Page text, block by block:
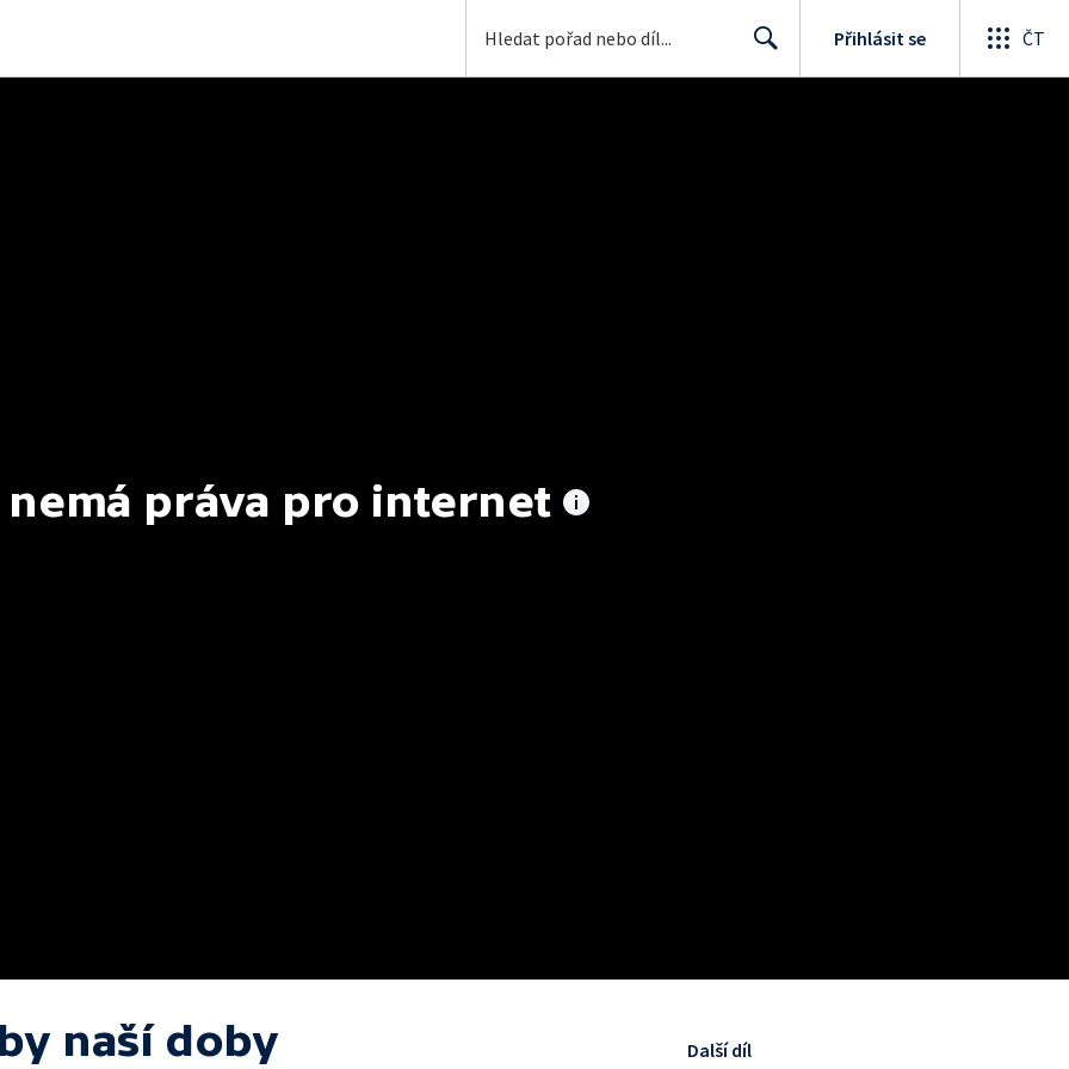
Přihlásit se ČT
nemá práva pro internet
naší doby Další díl